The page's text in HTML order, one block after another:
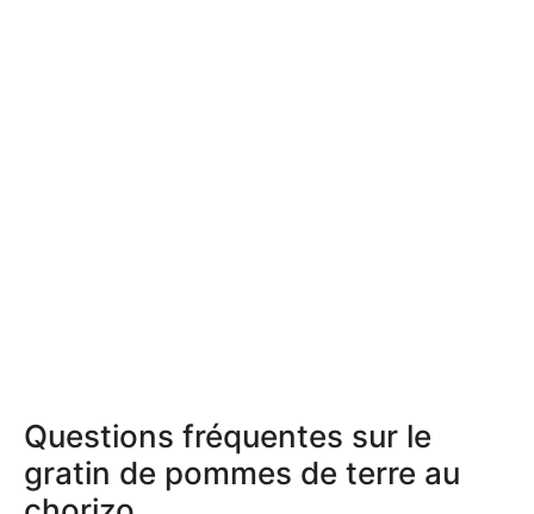
Questions fréquentes sur le
gratin de pommes de terre au